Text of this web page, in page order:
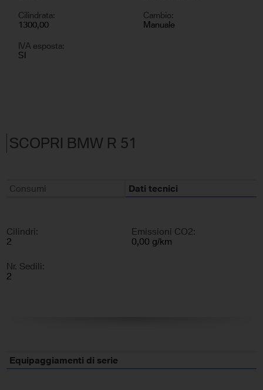
Cilindrata:
1300,00
Cambio:
Manuale
IVA esposta:
SI
SCOPRI BMW R 51
Consumi Dati tecnici
Cilindri:
2
Emissioni CO2:
0,00 g/km
Nr. Sedili:
2
Equipaggiamenti di serie